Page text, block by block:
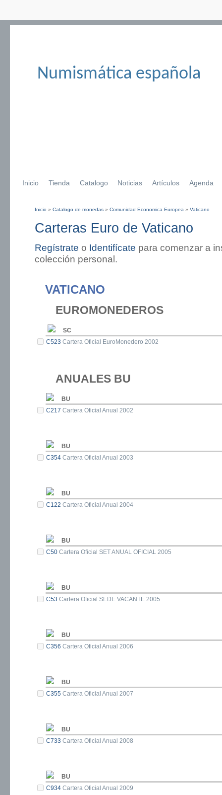
Numismática española
Inicio Tienda Catalogo Noticias Artículos Agenda
Inicio » Catalogo de monedas » Comunidad Economica Europea » Vaticano
Carteras Euro de Vaticano
Regístrate o Identifícate para comenzar a
colección personal.
VATICANO
EUROMONEDEROS
SC
C523 Cartera Oficial EuroMonedero 2002
ANUALES BU
BU
C217 Cartera Oficial Anual 2002
BU
C354 Cartera Oficial Anual 2003
BU
C122 Cartera Oficial Anual 2004
BU
C50 Cartera Oficial SET ANUAL OFICIAL 2005
BU
C53 Cartera Oficial SEDE VACANTE 2005
BU
C356 Cartera Oficial Anual 2006
BU
C355 Cartera Oficial Anual 2007
BU
C733 Cartera Oficial Anual 2008
BU
C934 Cartera Oficial Anual 2009